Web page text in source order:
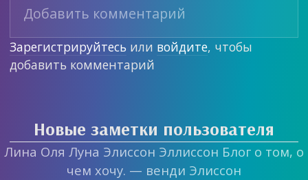
Зарегистрируйтесь или войдите, чтобы
добавить комментарий
Новые заметки пользователя
Лина Оля Луна Элиссон Эллиссон Блог о том, о
чем хочу. — венди Элиссон